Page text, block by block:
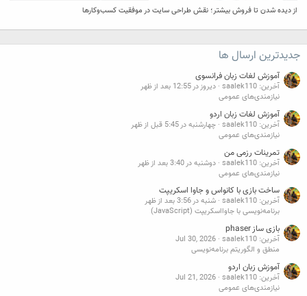
از دیده شدن تا فروش بیشتر؛ نقش طراحی سایت در موفقیت کسب‌وکارها
جدیدترین ارسال ها
آموزش لغات زبان فرانسوی
آخرین: saalek110
دیروز در 12:55 بعد از ظهر
نیازمندی‌های عمومی
آموزش لغات زبان اردو
آخرین: saalek110
چهارشنبه در 5:45 قبل از ظهر
نیازمندی‌های عمومی
تمرینات رزمی من
آخرین: saalek110
دوشنبه در 3:40 بعد از ظهر
نیازمندی‌های عمومی
ساخت بازی با کانواس و جاوا اسکریپت
آخرین: saalek110
شنبه در 3:56 بعد از ظهر
برنامه‌نویسی با جاوااسکریپت (JavaScript)
بازی ساز phaser
آخرین: saalek110
Jul 30, 2026
منطق و الگوریتم برنامه‌نویسی
آموزش زبان اردو
آخرین: saalek110
Jul 21, 2026
نیازمندی‌های عمومی